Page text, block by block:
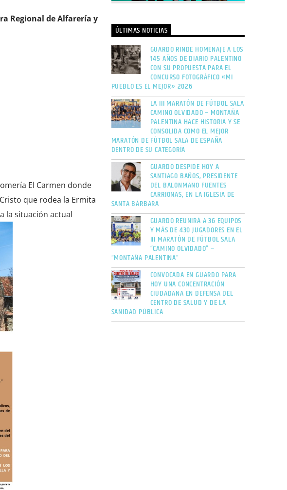
Regional de Alfarería y
El Carmen donde
que rodea la Ermita
la situación actual
ÚLTIMAS NOTICIAS
GUARDO RINDE HOMENAJE A LOS
145 AÑOS DE DIARIO PALENTINO
CON SU PROPUESTA PARA EL
CONCURSO FOTOGRÁFICO «MI
PUEBLO ES EL MEJOR» 2026
LA III MARATÓN DE FÚTBOL SALA
CAMINO OLVIDADO – MONTAÑA
PALENTINA HACE HISTORIA Y SE
CONSOLIDA COMO EL MEJOR
MARATÓN DE FÚTBOL SALA DE ESPAÑA
DENTRO DE SU CATEGORÍA
GUARDO DESPIDE HOY A
SANTIAGO BAÑOS, PRESIDENTE
DEL BALONMANO FUENTES
CARRIONAS, EN LA IGLESIA DE
SANTA BÁRBARA
GUARDO REUNIRÁ A 36 EQUIPOS
Y MÁS DE 430 JUGADORES EN EL
III MARATÓN DE FÚTBOL SALA
“CAMINO OLVIDADO” –
“MONTAÑA PALENTINA”
CONVOCADA EN GUARDO PARA
HOY UNA CONCENTRACIÓN
CIUDADANA EN DEFENSA DEL
CENTRO DE SALUD Y DE LA
SANIDAD PÚBLICA